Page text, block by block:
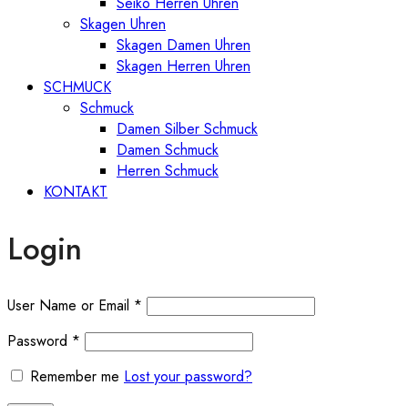
Skagen Uhren
Skagen Damen Uhren
Skagen Herren Uhren
SCHMUCK
Schmuck
Damen Silber Schmuck
Damen Schmuck
Herren Schmuck
KONTAKT
Login
User Name or Email *
Password *
Remember me Lost your password?